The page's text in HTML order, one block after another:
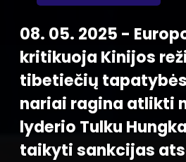
08. 05. 2025 -
kritikuoja Kinijos
tibetiečių
nariai ragina atlikti
lyderio Tulku
taikyti sankcijas